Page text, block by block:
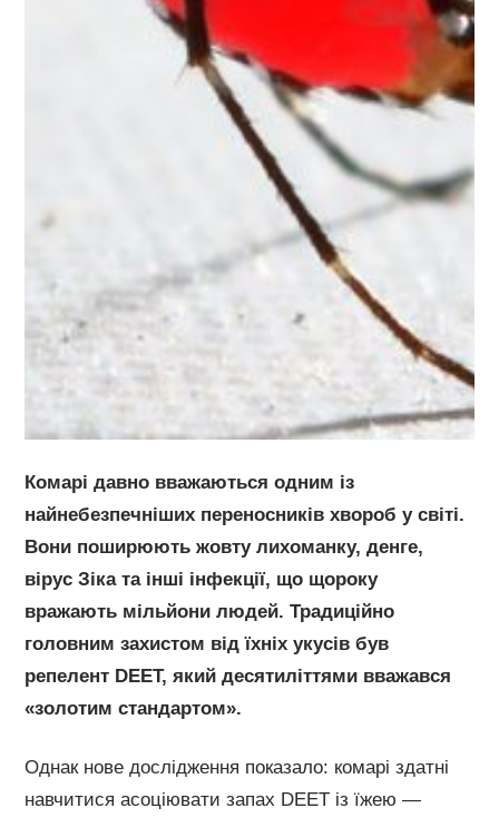
Комарі давно вважаються одним із
найнебезпечніших переносників хвороб у світі.
Вони поширюють жовту лихоманку, денге,
вірус Зіка та інші інфекції, що щороку
вражають мільйони людей. Традиційно
головним захистом від їхніх укусів був
репелент DEET, який десятиліттями вважався
«золотим стандартом».
Однак нове дослідження показало: комарі здатні
навчитися асоціювати запах DEET із їжею —